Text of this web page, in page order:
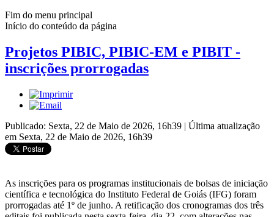
Fim do menu principal
Início do conteúdo da página
Projetos PIBIC, PIBIC-EM e PIBIT -
inscrições prorrogadas
Publicado: Sexta, 22 de Maio de 2026, 16h39 | Última atualização
em Sexta, 22 de Maio de 2026, 16h39
As inscrições para os programas institucionais de bolsas de iniciação
científica e tecnológica do Instituto Federal de Goiás (IFG) foram
prorrogadas até 1º de junho. A retificação dos cronogramas dos três